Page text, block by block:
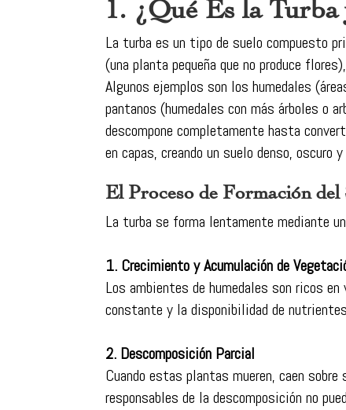
1. ¿Qué Es la
La turba es un tipo de suelo compuesto
(una planta pequeña que no produce
Algunos ejemplos son los humedales
pantanos (humedales con más árboles o
descompone completamente hasta
en capas, creando un suelo denso, oscuro
El Proceso de Formación del
La turba se forma lentamente mediante
1. Crecimiento y Acumulación de
Los ambientes de humedales son ricos
constante y la disponibilidad de
2. Descomposición Parcial
Cuando estas plantas mueren, caen
responsables de la descomposición no